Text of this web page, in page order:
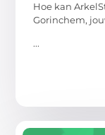
Hoe kan
Gorinchem,
...